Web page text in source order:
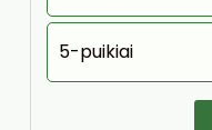
5-puikiai